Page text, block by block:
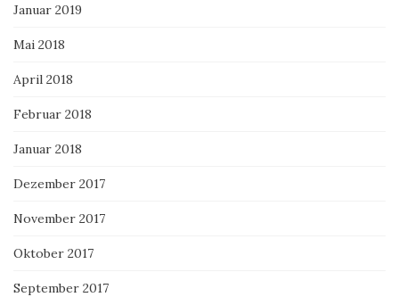
Januar 2019
Mai 2018
April 2018
Februar 2018
Januar 2018
Dezember 2017
November 2017
Oktober 2017
September 2017